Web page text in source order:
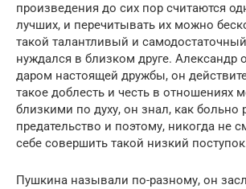
произведения до сих пор считаются
лучших, и перечитывать их можно
такой талантливый и
нуждался в близком друге. Александр
даром настоящей дружбы, он
такое доблесть и честь в отношениях
близкими по духу, он знал, как больно
предательство и поэтому, никогда не
себе совершить такой низкий
Пушкина называли по-разному, он